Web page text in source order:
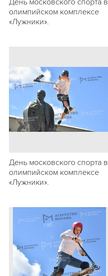
День московского спорта в
олимпийском комплексе
«Лужники».
День московского спорта в
олимпийском комплексе
«Лужники».